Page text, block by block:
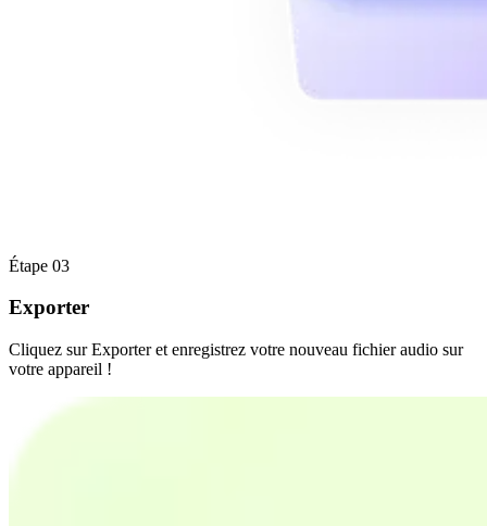
Étape 03
Exporter
Cliquez sur Exporter et enregistrez votre nouveau fichier audio sur
votre appareil !